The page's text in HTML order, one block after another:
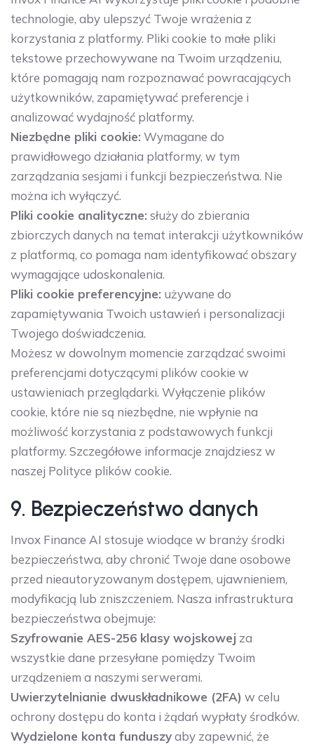
technologie, aby ulepszyć Twoje wrażenia z
korzystania z platformy. Pliki cookie to małe pliki
tekstowe przechowywane na Twoim urządzeniu,
które pomagają nam rozpoznawać powracających
użytkowników, zapamiętywać preferencje i
analizować wydajność platformy.
Niezbędne pliki cookie: Wymagane do
prawidłowego działania platformy, w tym
zarządzania sesjami i funkcji bezpieczeństwa. Nie
można ich wyłączyć.
Pliki cookie analityczne: służy do zbierania
zbiorczych danych na temat interakcji użytkowników
z platformą, co pomaga nam identyfikować obszary
wymagające udoskonalenia.
Pliki cookie preferencyjne: używane do
zapamiętywania Twoich ustawień i personalizacji
Twojego doświadczenia.
Możesz w dowolnym momencie zarządzać swoimi
preferencjami dotyczącymi plików cookie w
ustawieniach przeglądarki. Wyłączenie plików
cookie, które nie są niezbędne, nie wpłynie na
możliwość korzystania z podstawowych funkcji
platformy. Szczegółowe informacje znajdziesz w
naszej Polityce plików cookie.
9. Bezpieczeństwo danych
Invox Finance AI stosuje wiodące w branży środki
bezpieczeństwa, aby chronić Twoje dane osobowe
przed nieautoryzowanym dostępem, ujawnieniem,
modyfikacją lub zniszczeniem. Nasza infrastruktura
bezpieczeństwa obejmuje:
Szyfrowanie AES-256 klasy wojskowej za
wszystkie dane przesyłane pomiędzy Twoim
urządzeniem a naszymi serwerami.
Uwierzytelnianie dwuskładnikowe (2FA) w celu
ochrony dostępu do konta i żądań wypłaty środków.
Wydzielone konta funduszyaby zapewnić, że